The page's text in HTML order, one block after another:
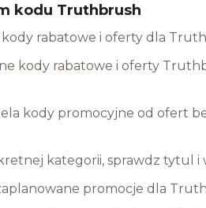
kodu Truthbrush
kody rabatowe i oferty dla
kody rabatowe i oferty
kody promocyjne od ofert
kategorii, sprawdz tytul
promocje dla